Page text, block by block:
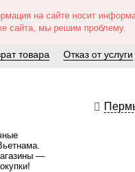
на сайте носит
сайта, мы решим проблему.
товара Отказ от услуги
—